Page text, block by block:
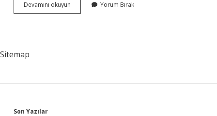
Devamını okuyun
Kaç
Yorum Bırak
Sitemap
Son Yazılar